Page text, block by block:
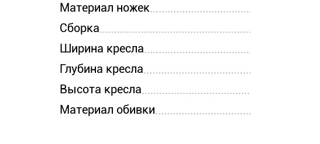
Материал ножек
Сборка
Ширина кресла
Глубина кресла
Высота кресла
Материал обивки